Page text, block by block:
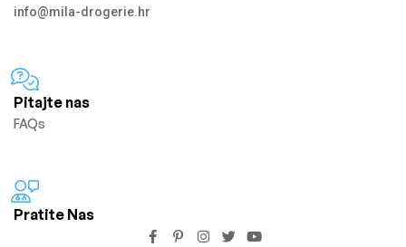
info@mila-drogerie.hr
Pitajte nas
FAQs
Pratite Nas